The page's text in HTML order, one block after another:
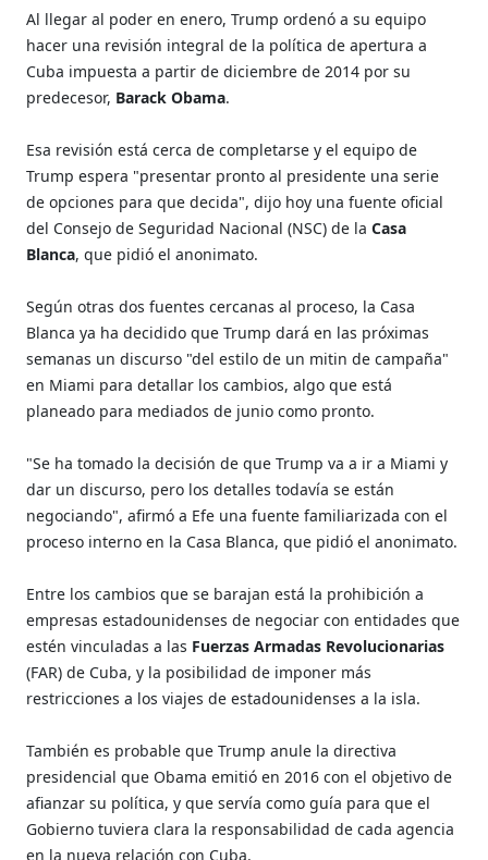
Al llegar al poder en enero, Trump ordenó a su equipo
hacer una revisión integral de la política de apertura a
Cuba impuesta a partir de diciembre de 2014 por su
predecesor, Barack Obama.
Esa revisión está cerca de completarse y el equipo de
Trump espera "presentar pronto al presidente una serie
de opciones para que decida", dijo hoy una fuente oficial
del Consejo de Seguridad Nacional (NSC) de laCasa
Blanca, que pidió el anonimato.
Según otras dos fuentes cercanas al proceso, la Casa
Blanca ya ha decidido que Trump dará en las próximas
semanas un discurso "del estilo de un mitin de campaña"
en Miami para detallar los cambios, algo que está
planeado para mediados de junio como pronto.
"Se ha tomado la decisión de que Trump va a ir a Miami y
dar un discurso, pero los detalles todavía se están
negociando", afirmó a Efe una fuente familiarizada con el
proceso interno en la Casa Blanca, que pidió el anonimato.
Entre los cambios que se barajan está la prohibición a
empresas estadounidenses de negociar con entidades que
estén vinculadas a las Fuerzas Armadas Revolucionarias
(FAR) de Cuba, y la posibilidad de imponer más
restricciones a los viajes de estadounidenses a la isla.
También es probable que Trump anule la directiva
presidencial que Obama emitió en 2016 con el objetivo de
afianzar su política, y que servía como guía para que el
Gobierno tuviera clara la responsabilidad de cada agencia
en la nueva relación con Cuba.